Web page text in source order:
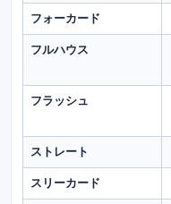
フォーカード
フルハウス
フラッシュ
ストレート
スリーカード